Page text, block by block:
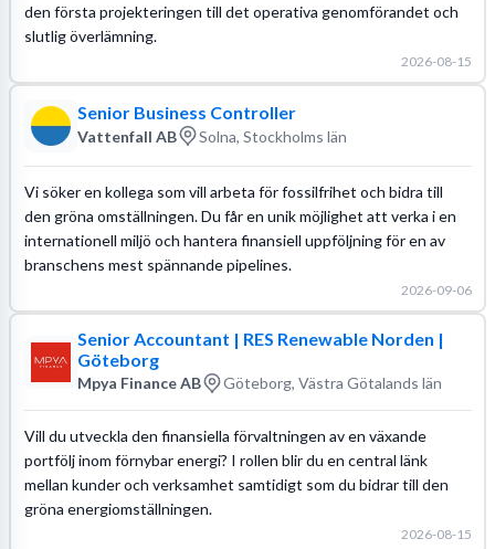
den första projekteringen till det operativa genomförandet och
slutlig överlämning.
2026-08-15
Senior Business Controller
Vattenfall AB Solna, Stockholms län
Vi söker en kollega som vill arbeta för fossilfrihet och bidra till
den gröna omställningen. Du får en unik möjlighet att verka i en
internationell miljö och hantera finansiell uppföljning för en av
branschens mest spännande pipelines.
2026-09-06
Senior Accountant | RES Renewable Norden |
Göteborg
Mpya Finance AB Göteborg, Västra Götalands län
Vill du utveckla den finansiella förvaltningen av en växande
portfölj inom förnybar energi? I rollen blir du en central länk
mellan kunder och verksamhet samtidigt som du bidrar till den
gröna energiomställningen.
2026-08-15